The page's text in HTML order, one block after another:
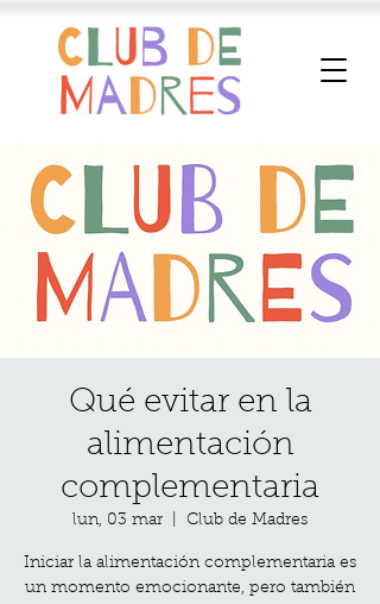
Qué evitar en la
alimentación
complementaria
lun, 03 mar Club de Madres
Iniciar la alimentación complementaria es
un momento emocionante, pero también